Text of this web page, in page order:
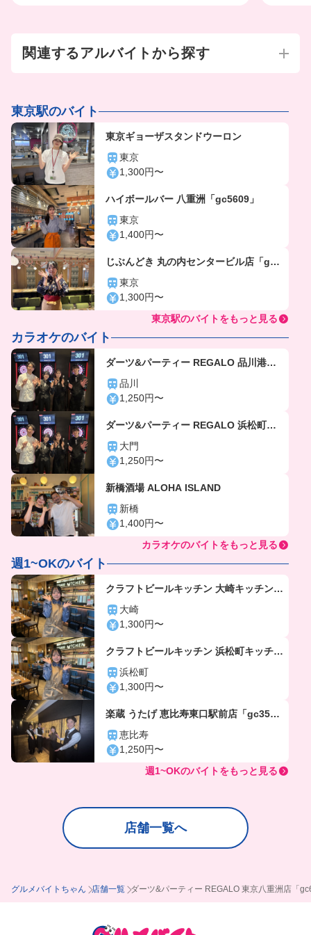
関連するアルバイトから探す
東京駅のバイト
東京ギョーザスタンドウーロン
東京
1,300円〜
ハイボールバー 八重洲「gc5609」
東京
1,400円〜
じぶんどき 丸の内センタービル店「gc5
920」
東京
1,300円〜
東京駅のバイトをもっと見る
カラオケのバイト
ダーツ&パーティー REGALO 品川港南
口店「gc6103」
品川
1,250円〜
ダーツ&パーティー REGALO 浜松町駅
前店「gc6105」
大門
1,250円〜
新橋酒場 ALOHA ISLAND
新橋
1,400円〜
カラオケのバイトをもっと見る
週1~OKのバイト
クラフトビールキッチン 大崎キッチン
「gc5802」
大崎
1,300円〜
クラフトビールキッチン 浜松町キッチン
「gc5804」
浜松町
1,300円〜
楽蔵 うたげ 恵比寿東口駅前店「gc356
4」恵比寿
1,250円〜
週1~OKのバイトをもっと見る
店舗一覧へ
グルメバイトちゃん 店舗一覧 ダーツ&パーティー REGALO 東京八重洲店「